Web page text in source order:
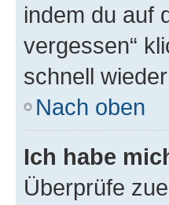
indem du auf
vergessen“
schnell
Nach oben
Ich habe
Überprüfe